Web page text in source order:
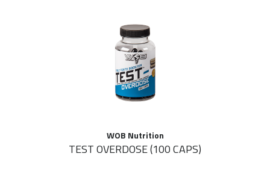
WOB Nutrition
TEST OVERDOSE (100 CAPS)